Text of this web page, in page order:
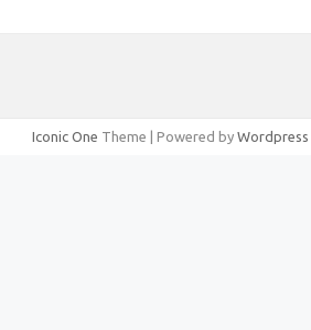
Iconic One Theme | Powered by Wordpress